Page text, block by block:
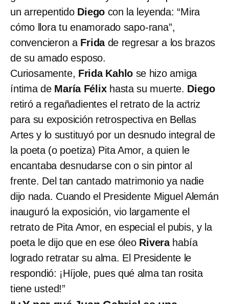
un arrepentido Diego con la leyenda: “Mira
cómo llora tu enamorado sapo-rana”,
convencieron a Frida de regresar a los brazos
de su amado esposo.
Curiosamente, Frida Kahlo se hizo amiga
íntima de María Félixhasta su muerte. Diego
retiró a regañadientes el retrato de la actriz
para su exposición retrospectiva en Bellas
Artes y lo sustituyó por un desnudo integral de
la poeta (o poetiza) Pita Amor, a quien le
encantaba desnudarse con o sin pintor al
frente. Del tan cantado matrimonio ya nadie
dijo nada. Cuando el Presidente Miguel Alemán
inauguró la exposición, vio largamente el
retrato de Pita Amor, en especial el pubis, y la
poeta le dijo que en ese óleo Riverahabía
logrado retratar su alma. El Presidente le
respondió: ¡Híjole, pues qué alma tan rosita
tiene usted!”